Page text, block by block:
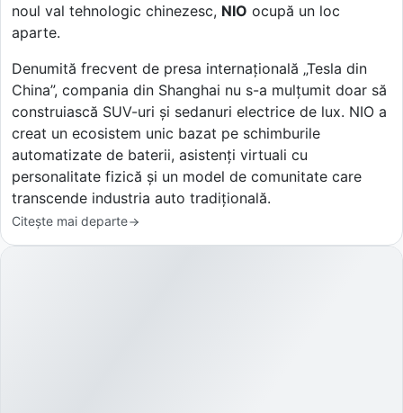
noul val tehnologic chinezesc, NIO ocupă un loc
aparte.
Denumită frecvent de presa internațională „Tesla din
China”, compania din Shanghai nu s-a mulțumit doar să
construiască SUV-uri și sedanuri electrice de lux. NIO a
creat un ecosistem unic bazat pe schimburile
automatizate de baterii, asistenți virtuali cu
personalitate fizică și un model de comunitate care
transcende industria auto tradițională.
Citește mai departe